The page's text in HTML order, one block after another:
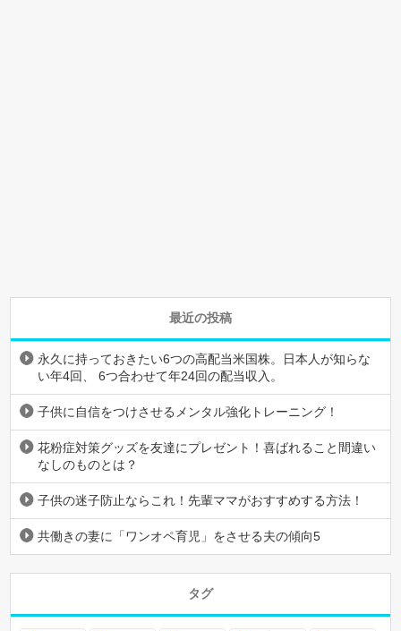
最近の投稿
永久に持っておきたい6つの高配当米国株。日本人が知らな
い年4回、 6つ合わせて年24回の配当収入。
子供に自信をつけさせるメンタル強化トレーニング！
花粉症対策グッズを友達にプレゼント！喜ばれること間違い
なしのものとは？
子供の迷子防止ならこれ！先輩ママがおすすめする方法！
共働きの妻に「ワンオペ育児」をさせる夫の傾向5
タグ